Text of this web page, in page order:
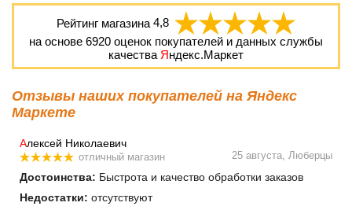
Рейтинг магазина 4,8
на основе 6920 оценок покупателей и данных службы
качества Яндекс.Маркет
Отзывы наших покупателей на Яндекс
Маркете
Алексей Николаевич
отличный магазин 25 августа, Люберцы
Достоинства: Быстрота и качество обработки заказов
Недостатки: отсутствуют